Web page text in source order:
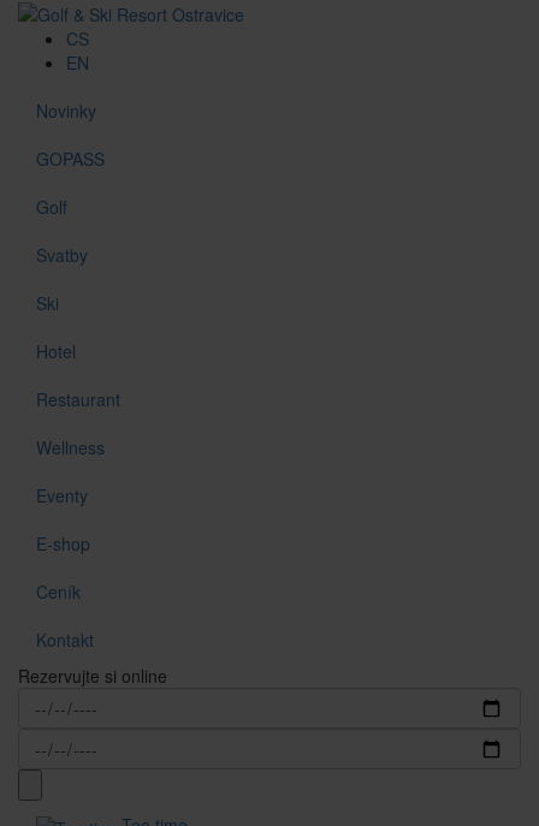
CS
EN
Novinky
GOPASS
Golf
Svatby
Ski
Hotel
Restaurant
Wellness
Eventy
E-shop
Ceník
Kontakt
Rezervujte si online